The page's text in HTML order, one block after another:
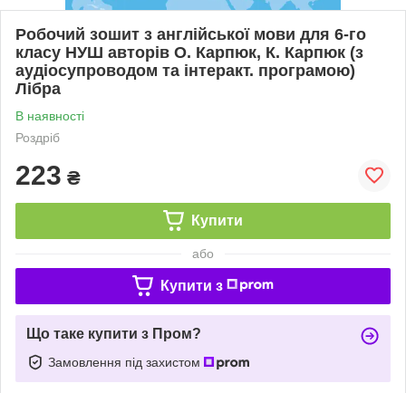
Робочий зошит з англійської мови для 6-го
класу НУШ авторів О. Карпюк, К. Карпюк (з
аудіосупроводом та інтеракт. програмою)
Лібра
В наявності
Роздріб
223 ₴
Купити
або
Купити з
Що таке купити з Пром?
Замовлення під захистом